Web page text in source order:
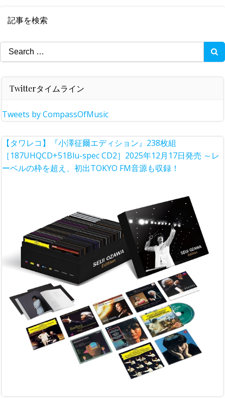
記事を検索
Search
for:
Twitterタイムライン
Tweets by CompassOfMusic
【タワレコ】『小澤征爾エディション』238枚組
［187UHQCD+51Blu-spec CD2］2025年12月17日発売 ～レ
ーベルの枠を超え、初出TOKYO FM音源も収録！